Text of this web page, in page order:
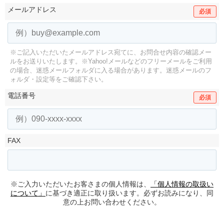
メールアドレス 必須
※ご記入いただいたメールアドレス宛てに、お問合せ内容の確認メー
ルをお送りいたします。
※Yahoo!メールなどのフリーメールをご利用
の場合、迷惑メールフォルダに入る場合があります。 迷惑メールのフ
ォルダ・設定等をご確認下さい。
電話番号 必須
FAX
※ご入力いただいたお客さまの個人情報は、
「個人情報の取扱い
について」 に基づき適正に取り扱います。必ずお読みになり、同
意の上お問い合わせください。